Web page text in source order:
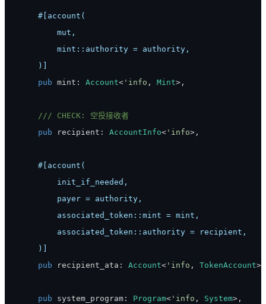
    )]
pub mint : Account< 'info , Mint> ,
/// CHECK: 空投接收者
pub recipient : AccountInfo< 'info> ,
    )]
pub recipient_ata : Account< 'info , TokenAccount>
pub system_program : Program< 'info , System> ,